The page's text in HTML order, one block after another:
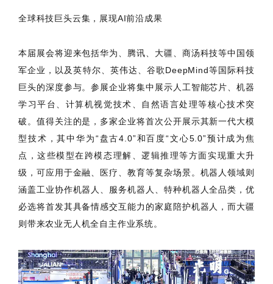
全球科技巨头云集，展现AI前沿成果
本届展会将迎来包括华为、腾讯、大疆、商汤科技等中国领
军企业，以及英特尔、英伟达、谷歌DeepMind等国际科技
巨头的深度参与。参展企业将集中展示人工智能芯片、机器
学习平台、计算机视觉技术、自然语言处理等核心技术突
破。值得关注的是，多家企业将首次公开展示其新一代大模
型技术，其中华为“盘古4.0”和百度“文心5.0”预计成为焦
点，这些模型在跨模态理解、逻辑推理等方面实现重大升
级，可应用于金融、医疗、教育等复杂场景。机器人领域则
涵盖工业协作机器人、服务机器人、特种机器人全品类，优
必选将首发其具备情感交互能力的家庭陪护机器人，而大疆
则带来农业无人机全自主作业系统。